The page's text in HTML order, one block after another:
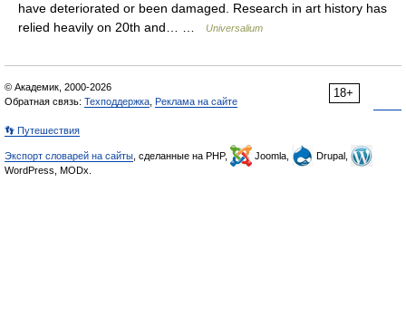
have deteriorated or been damaged. Research in art history has
relied heavily on 20th and… …
Universalium
18+
© Академик, 2000-2026
Обратная связь: Техподдержка Реклама на сайте
👣 Путешествия
Экспорт словарей на сайты , сделанные на PHP, Joomla,
Drupal,
WordPress, MODx.